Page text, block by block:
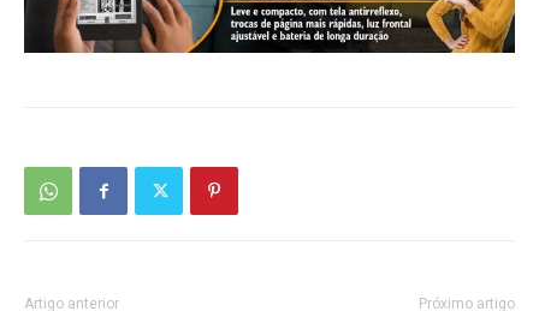
Artigo anterior Próximo artigo